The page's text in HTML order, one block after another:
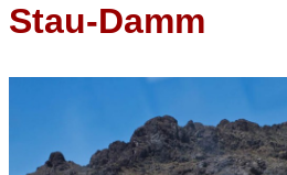
Stau-Damm